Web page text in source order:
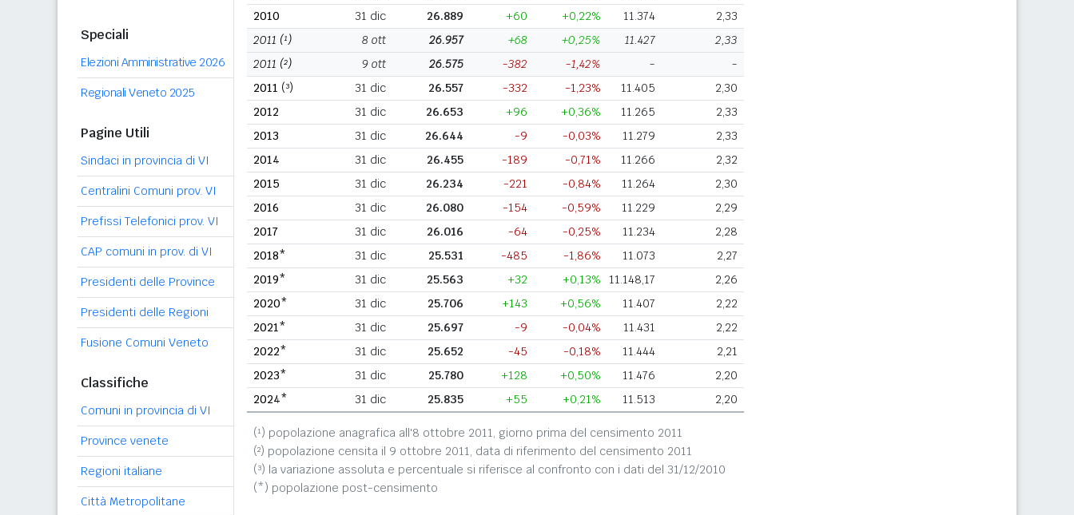
Speciali
Elezioni Amministrative 2026
Regionali Veneto 2025
Pagine Utili
Sindaci in provincia di VI
Centralini Comuni prov. VI
Prefissi Telefonici prov. VI
CAP comuni in prov. di VI
Presidenti delle Province
Presidenti delle Regioni
Fusione Comuni Veneto
Classifiche
Comuni in provincia di VI
Province venete
Regioni italiane
Città Metropolitane
2010
31 dic 26.889 +60 +0,22% 11.374
2,33
2011 (¹) 8 ott 26.957 +68 +0,25% 11.427
2,33
2011 (²) 9 ott 26.575 -382 -1,42% -
-
2011 (³) 31 dic 26.557 -332 -1,23% 11.405
2,30
2012
31 dic 26.653 +96 +0,36% 11.265
2,33
2013
31 dic 26.644 -9 -0,03% 11.279
2,33
2014
31 dic 26.455 -189 -0,71% 11.266
2,32
2015
31 dic 26.234 -221 -0,84% 11.264
2,30
2016
31 dic 26.080 -154 -0,59% 11.229
2,29
2017
31 dic 26.016 -64 -0,25% 11.234
2,28
2018*
31 dic 25.531 -485 -1,86% 11.073
2,27
2019*
31 dic 25.563 +32 +0,13% 11.148,17
2,26
2020*
31 dic 25.706 +143 +0,56% 11.407
2,22
2021*
31 dic 25.697 -9 -0,04% 11.431
2,22
2022*
31 dic 25.652 -45 -0,18% 11.444
2,21
2023*
31 dic 25.780 +128 +0,50% 11.476
2,20
2024*
31 dic 25.835 +55 +0,21% 11.513 2,20
(¹) popolazione anagrafica all'8 ottobre 2011, giorno prima del censimento 2011
(²) popolazione censita il 9 ottobre 2011, data di riferimento del censimento 2011
(³) la variazione assoluta e percentuale si riferisce al confronto con i dati del 31/12/2010
(*) popolazione post-censimento